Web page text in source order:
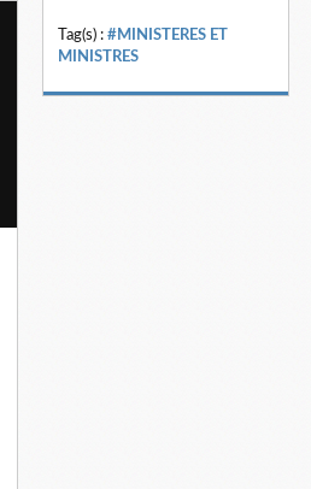
Tag(s) : #MINISTERES ET
MINISTRES